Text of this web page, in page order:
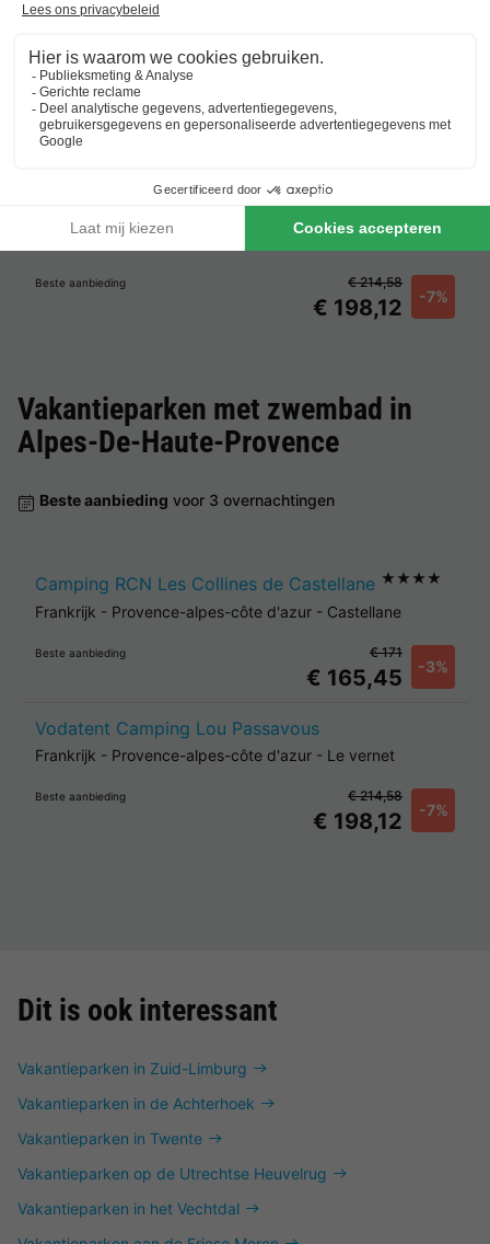
Camping RCN Les Collines de Castellane
Frankrijk-Provence-alpes-côte d'azur
Beste aanbieding
Provence-alpes-côte d'azur
Beste aanbieding
€ 198,12 -7%
€ 214,58
Vakantieparken met zwembad in
Alpes-De-Haute-Provence
Beste aanbieding voor 3 overnachtingen
Camping RCN Les Collines de Castellane ★★★★
Frankrijk - Provence-alpes-côte d'azur - Castellane
Beste aanbieding
€ 165,45 -3%
€ 171
Vodatent Camping Lou Passavous
Frankrijk - Provence-alpes-côte d'azur - Le vernet
Beste aanbieding
€ 198,12 -7%
€ 214,58
Dit is ook interessant
Vakantieparken in Zuid-Limburg
Vakantieparken in de Achterhoek
Vakantieparken in Twente
Vakantieparken op de Utrechtse Heuvelrug
Vakantieparken in het Vechtdal